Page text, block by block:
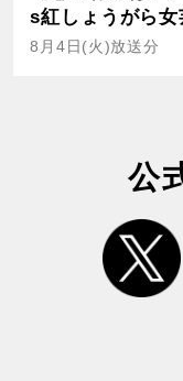
s紅しょうがら女
8月4日(火)放送分
公